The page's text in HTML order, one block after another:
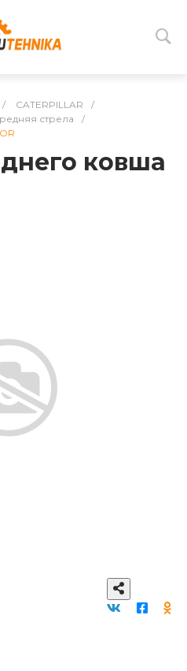
/ CATERPILLAR
/
стрела
/
ковша